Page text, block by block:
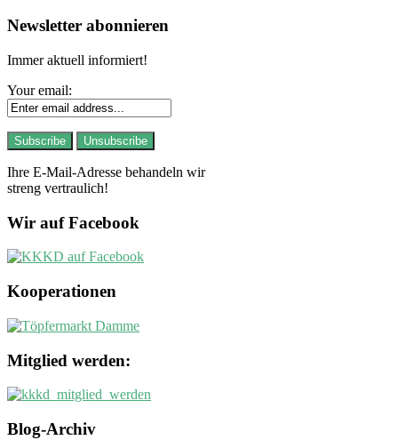
Newsletter abonnieren
Immer aktuell informiert!
Your email:
Ihre E-Mail-Adresse behandeln wir
streng vertraulich!
Wir auf Facebook
Kooperationen
Mitglied werden:
Blog-Archiv